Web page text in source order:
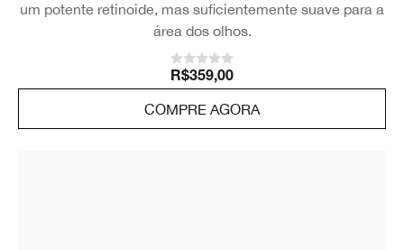
um potente retinoide, mas suficientemente suave para a
área dos olhos.
R$359,00
COMPRE AGORA